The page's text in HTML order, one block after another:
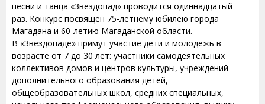
песни и танца «Звездопад» проводится одиннадцатый
раз. Конкурс посвящен 75-летнему юбилею города
Магадана и 60-летию Магаданской области.
В «Звездопаде» примут участие дети и молодежь в
возрасте от 7 до 30 лет: участники самодеятельных
коллективов домов и центров культуры, учреждений
дополнительного образования детей,
общеобразовательных школ, средних специальных,